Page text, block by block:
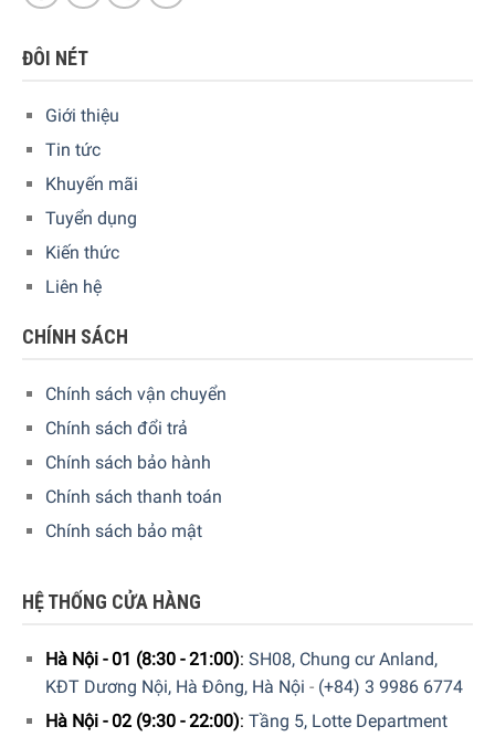
giản LCD lớn và bảng điều khiển cảm ứng cảm biến lớn với
riêng về hương thơm, lượng cà phê và sữa cho tất cả đồ
uống được trang bị trên Máy pha cà phê De’Longhi Esam
420.40.B thông qua chức năng “My Coffee”.
ĐÔI NÉT
Giới thiệu
Tin tức
Khuyến mãi
Tuyển dụng
Kiến thức
Liên hệ
CHÍNH SÁCH
Chính sách vận chuyển
Chính sách đổi trả
Chính sách bảo hành
Chính sách thanh toán
Chính sách bảo mật
HỆ THỐNG CỬA HÀNG
Hà Nội - 01 (8:30 - 21:00): SH08, Chung cư Anland,
KĐT Dương Nội, Hà Đông, Hà Nội - (+84) 3 9986 6774
Hà Nội - 02 (9:30 - 22:00): Tầng 5, Lotte Department